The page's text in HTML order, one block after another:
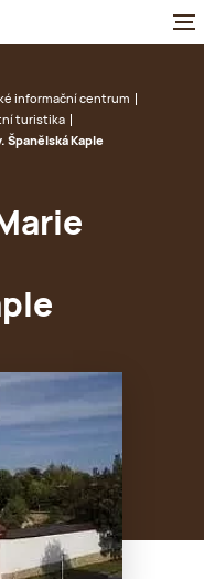
informační centrum
turistika
Španělská Kaple